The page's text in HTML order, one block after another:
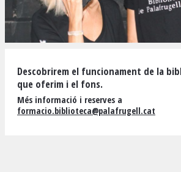
Descobrirem el funcionament de la
que oferim i el fons.
Més informació i reserves a
formacio.biblioteca@palafrugell.cat